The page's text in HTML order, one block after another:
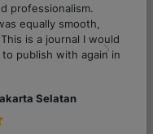
sekali. Proses komunikasi
semua pertanyaan dijawab
untuk tim
Next